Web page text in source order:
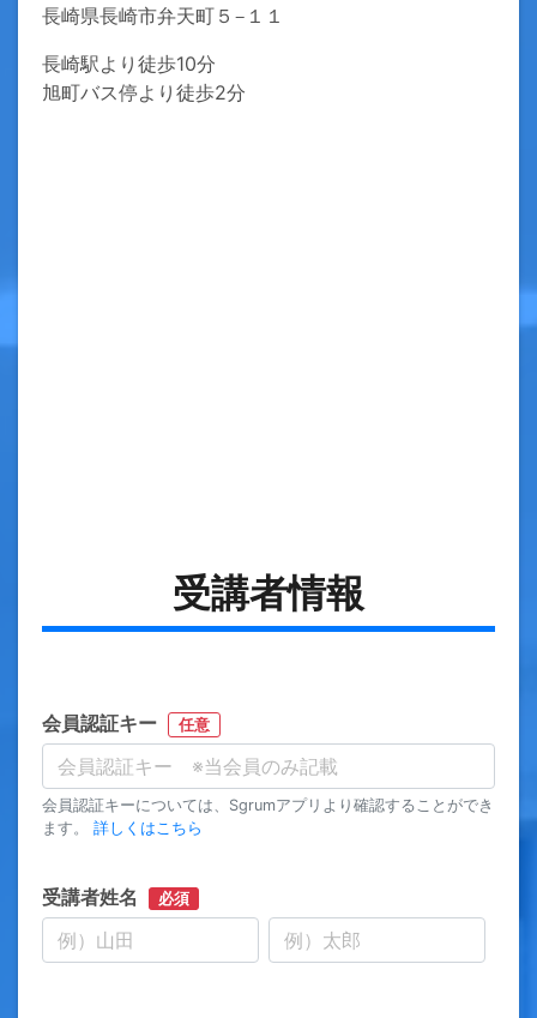
長崎県長崎市弁天町５−１１
長崎駅より徒歩10分
旭町バス停より徒歩2分
受講者情報
会員認証キー 任意
会員認証キーについては、Sgrumアプリより確認することができ
ます。 詳しくはこちら
受講者姓名 必須